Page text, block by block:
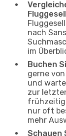
nach
im
Buchen
gerne
und
zur
frühzeitig
nur oft
mehr
Schauen